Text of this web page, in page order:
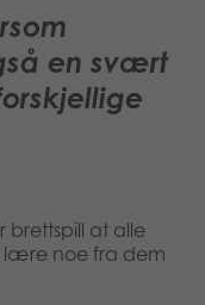
en svært
brettspill at alle
lære noe fra dem